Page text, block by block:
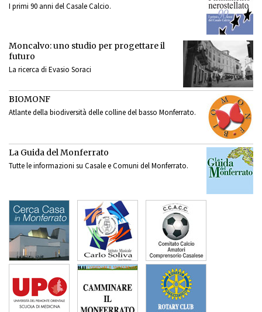
I primi 90 anni del Casale Calcio.
Moncalvo: uno studio per progettare il
futuro
La ricerca di Evasio Soraci
BIOMONF
Atlante della biodiversità delle colline del basso Monferrato.
La Guida del Monferrato
Tutte le informazioni su Casale e Comuni del Monferrato.